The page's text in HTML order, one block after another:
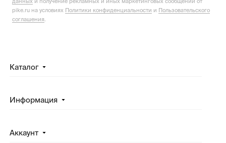
pike.ru на условиях Политики конфиденциальности и Пользовательского
соглашения
Каталог
Информация
Аккаунт